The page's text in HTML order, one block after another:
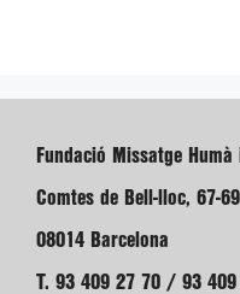
Fundació Missatge
Comtes de Bell-lloc, 67-69
08014 Barcelona
T. 93 409 27 70 / 93 409